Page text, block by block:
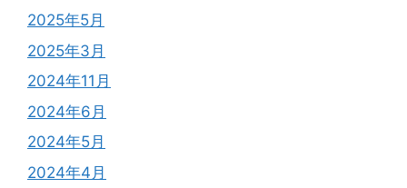
2025年5月
2025年3月
2024年11月
2024年6月
2024年5月
2024年4月